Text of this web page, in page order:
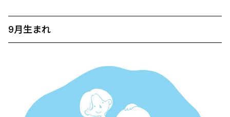
9月生まれ